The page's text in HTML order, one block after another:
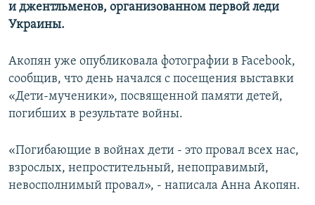
и джентльменов, организованном первой леди
Украины.
Акопян уже опубликовала фотографии в Facebook,
сообщив, что день начался с посещения выставки
«Дети-мученики», посвященной памяти детей,
погибших в результате войны.
«Погибающие в войнах дети - это провал всех нас,
взрослых, непростительный, непоправимый,
невосполнимый провал», - написала Анна Акопян.